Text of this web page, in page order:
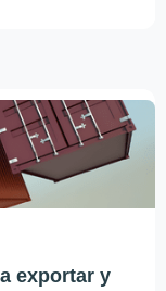
exportar y